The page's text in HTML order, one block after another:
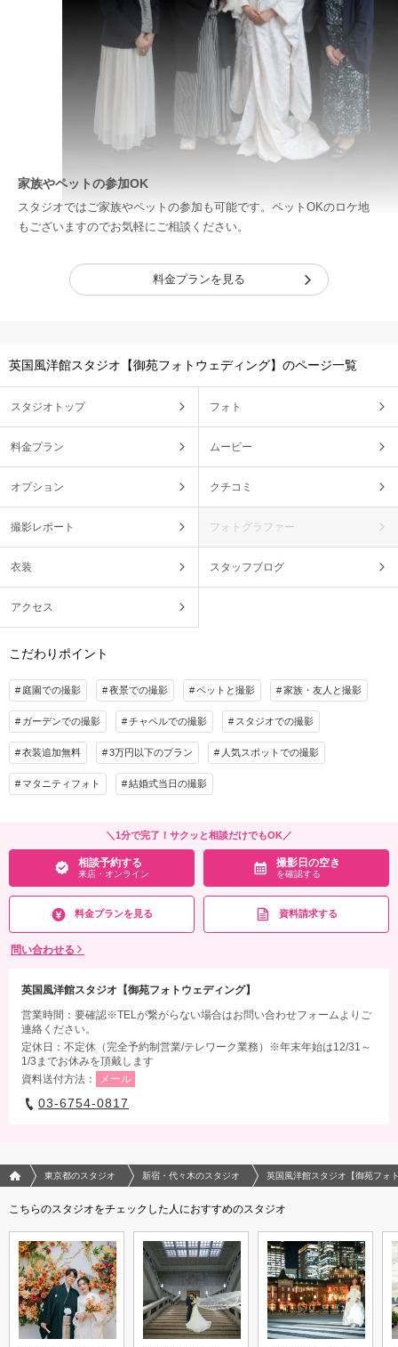
家族やペットの参加OK
スタジオではご家族やペットの参加も可能です。ペットOKのロケ地
もございますのでお気軽にご相談ください。
料金プランを見る
英国風洋館スタジオ【御苑フォトウェディング】のページ一覧
スタジオトップ フォト
料金プラン ムービー
オプション クチコミ
撮影レポート フォトグラファー
衣装 スタッフブログ
アクセス
こだわりポイント
庭園での撮影 夜景での撮影 ペットと撮影 家族・友人と撮影
ガーデンでの撮影 チャペルでの撮影 スタジオでの撮影
衣装追加無料 3万円以下のプラン 人気スポットでの撮影
マタニティフォト 結婚式当日の撮影
＼1分で完了！サクッと相談だけでもOK／
相談予約する
来店・オンライン
撮影日の空き
を確認する
料金プランを見る 資料請求する
問い合わせる
英国風洋館スタジオ【御苑フォトウェディング】
営業時間：要確認※TELが繋がらない場合はお問い合わせフォームよりご
連絡ください。
定休日：不定休（完全予約制営業/テレワーク業務）※年末年始は12/31～
1/3までお休みを頂戴します
資料送付方法：
メール
03-6754-0817
フォトウエディング/結婚写真のPhotorait ホーム
東京都のスタジオ 新宿・代々木のスタジオ 英国風洋館スタジオ【御苑フォ
こちらのスタジオをチェックした人におすすめのスタジオ